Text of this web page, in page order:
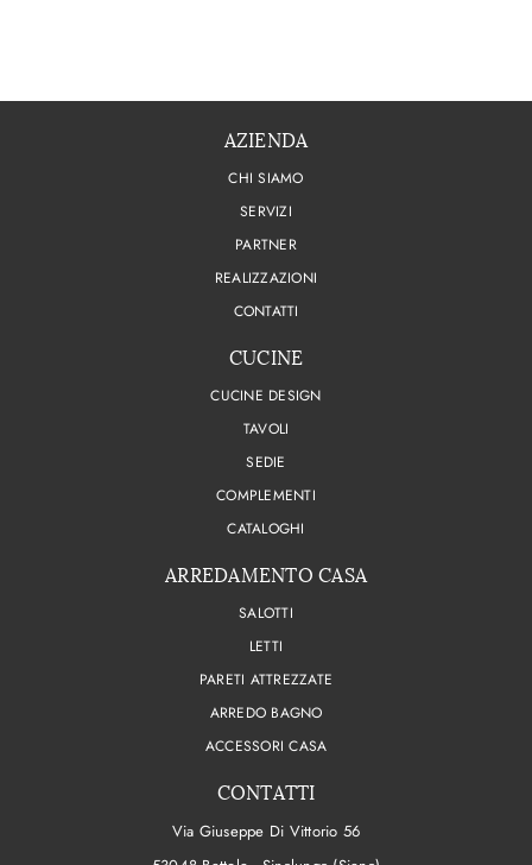
AZIENDA
CHI SIAMO
SERVIZI
PARTNER
REALIZZAZIONI
CONTATTI
CUCINE
CUCINE DESIGN
TAVOLI
SEDIE
COMPLEMENTI
CATALOGHI
ARREDAMENTO CASA
SALOTTI
LETTI
PARETI ATTREZZATE
ARREDO BAGNO
ACCESSORI CASA
CONTATTI
Via Giuseppe Di Vittorio 56